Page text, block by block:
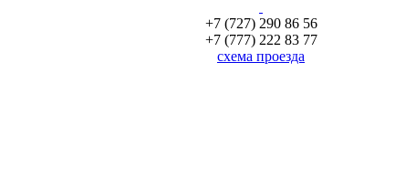
+7 (727) 290 86 56
+7 (777) 222 83 77
схема проезда